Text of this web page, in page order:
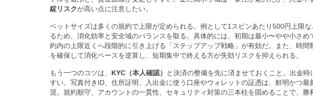
綻リスクが高い点に注意したい。
ベットサイズは多くの規約で上限が定められる。例として1スピンあたり500円上限
るため、消化効率と安全域のバランスを取る。具体的には、初期は最小〜やや小さ
約内の上限近くへ段階的に引き上げる「ステップアップ戦略」が有効だ。また、時
を確保して消化ペースを逆算し、短期集中で終える方が失効リスクを抑えられる。
もう一つのコツは、 KYC（本人確認）
と決済の整備を先に済ませておくこと。出金
すい。写真付きID、住所証明、入出金に使う口座やウォレットの証憑は、鮮明かつ
奨。規約順守、アカウントの一貫性、セキュリティ対策の三本柱を固めることで、勝